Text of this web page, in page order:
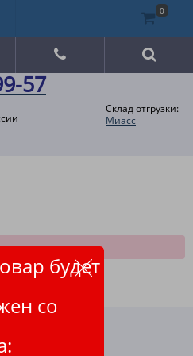
57
Склад отгрузки:
Миасс
будет
со
0